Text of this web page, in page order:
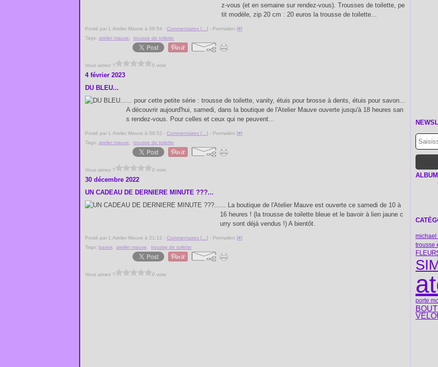
z-vous (et en semaine sur rendez-vous). Trousses de toilette, pe
tit modèle, zip 20 cm : 20 euros la trousse de toilette...
Posté par L Atelier Mauve à 08:54 - Commentaires [ ] - Permalien [#]
Tags: atelier mauve trousse de toilette
Vous aimez ? 0 vote
4 février 2023
DU BLEU...
... pour cette petite série : trousse de toilette, vanity, étuis pour brosse à dents, étuis pour savon...
A découvrir aujourd'hui, samedi, dans la boutique de l'Atelier Mauve ouverte jusqu'à 18 heures san
s rendez-vous. Pour celles et ceux qui ne peuvent...
Posté par L Atelier Mauve à 09:52 - Commentaires [ ] - Permalien [#]
Tags: atelier mauve trousse de toilette
Vous aimez ? 0 vote
30 décembre 2022
UN CADEAU DE DERNIERE MINUTE ???...
... La boutique de l'Atelier Mauve est ouverte ce samedi de 10 à
16 heures ! (la trousse de toilette bleue et le bavoir à lien jaune c
urry sont déjà vendus !) A bientôt.
Posté par L Atelier Mauve à 21:12 - Commentaires [ ] - Permalien [#]
Tags: bavoir, atelier mauve trousse de toilette
Vous aimez ? 0 vote
michael
trousse
porte